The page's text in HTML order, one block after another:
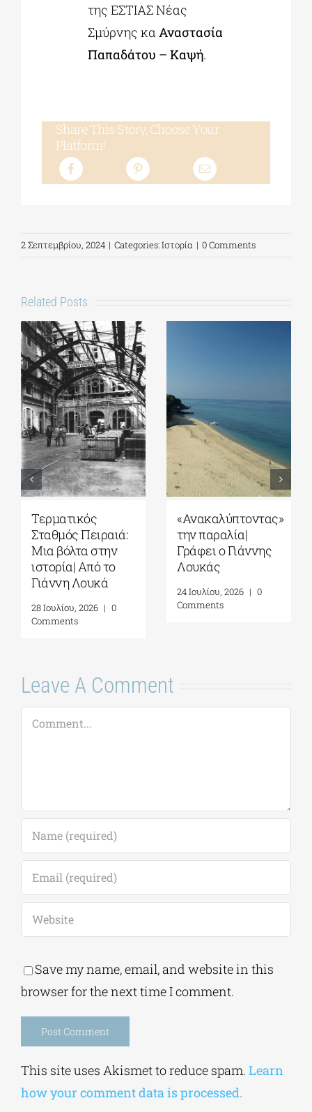
της ΕΣΤΙΑΣ Νέας
Σμύρνης κα Αναστασία
Παπαδάτου – Καψή.
Share This Story, Choose Your
Platform!
2 Σεπτεμβρίου, 2024 | Categories:Ιστορία | 0 Comments
Related Posts
Τερματικός
Σταθμός Πειραιά:
Μια βόλτα στην
ιστορία| Από το
Γιάννη Λουκά
28 Ιουλίου, 2026 | 0
Comments
«Ανακαλύπτοντας»
την παραλία|
Γράφει ο Γιάννης
Λουκάς
24 Ιουλίου, 2026 | 0
Comments
Leave A Comment
Comment
Save my name, email, and website in this
browser for the next time I comment.
This site uses Akismet to reduce spam. Learn
how your comment data is processed.